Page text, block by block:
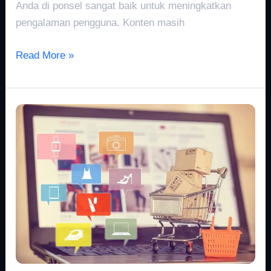
Anda di ponsel sangat baik untuk meningkatkan
pengalaman pengguna. Konten masih
Read More »
Top
10
Platform
E-
Commerce
Terbaik
2018:
Mendominasi
Pasar
dengan